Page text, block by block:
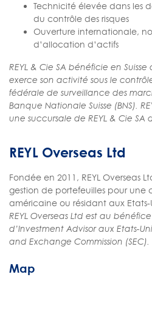
Technicité élevée dans les
du contrôle des risques
Ouverture internationale,
d’allocation d’actifs
REYL & Cie SA bénéficie en
exerce son activité sous le
fédérale de surveillance des
Banque Nationale Suisse (BNS).
une succursale de REYL & Cie SA
REYL Overseas Ltd
Fondée en 2011, REYL Overseas
gestion de portefeuilles pour
américaine ou résidant aux Etats-
REYL Overseas Ltd est au
d’Investment Advisor aux Etats-
and Exchange Commission (SEC).
Map